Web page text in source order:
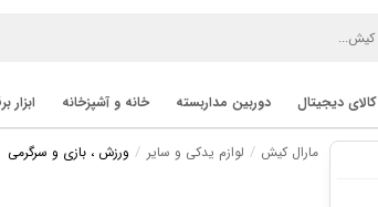
کالای دیجیتال دوربین مداربسته خانه و آشپزخانه ابزار
مارال کیش لوازم یدکی و سایر ورزش ، بازی و سرگرمی